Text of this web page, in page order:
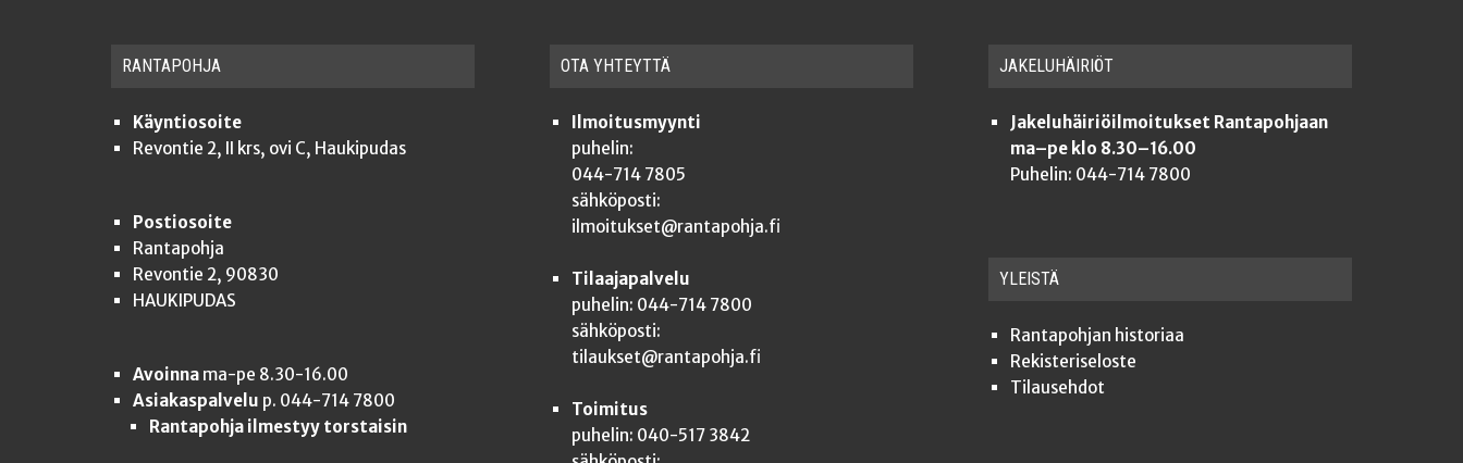
RAN­TA­POH­JA
Käyntiosoite
Revontie 2, II krs, ovi C, Haukipudas
Postiosoite
Rantapohja
Revontie 2, 90830
HAUKIPUDAS
Avoinna ma-pe 8.30-16.00
Asiakaspalvelu p. 044-714 7800
Rantapohja ilmestyy torstaisin
OTA YHTEYT­TÄ
Ilmoitusmyynti
puhelin:
044-714 7805
sähköposti:
ilmoitukset@rantapohja.fi
Tilaajapalvelu
puhelin: 044-714 7800
sähköposti:
tilaukset@rantapohja.fi
Toimitus
puhelin: 040-517 3842
JAKE­LU­HÄI­RIÖT
Jakeluhäiriöilmoitukset Rantapohjaan
ma–pe klo 8.30–16.00
Puhelin: 044-714 7800
YLEISTÄ
Ran­ta­poh­jan historiaa
Rekis­te­ri­se­los­te
Tilauseh­dot